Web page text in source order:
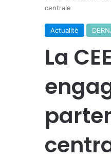
centrale
Actualité
La